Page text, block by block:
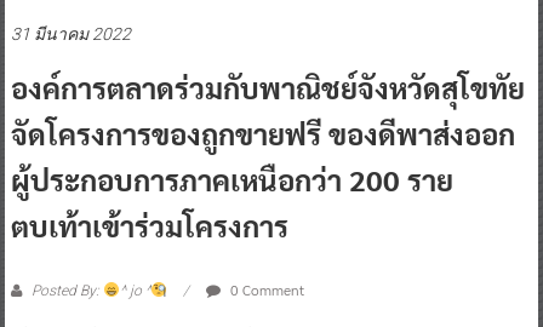
31 มีนาคม 2022
องค์การตลาดร่วมกับพาณิชย์จังหวัดสุโขทัย
จัดโครงการของถูกขายฟรี ของดีพาส่งออก
ผู้ประกอบการภาคเหนือกว่า 200 ราย
ตบเท้าเข้าร่วมโครงการ
Posted By: ^ jo ^ 0 Comment